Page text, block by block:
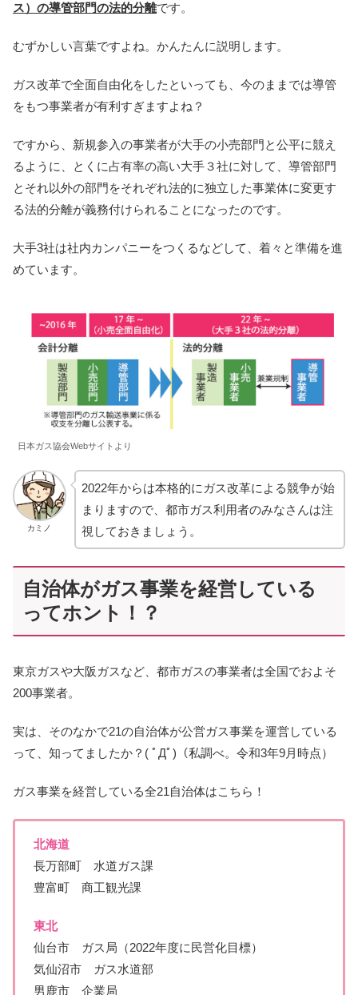
ス）の導管部門の法的分離です。
むずかしい言葉ですよね。かんたんに説明します。
ガス改革で全面自由化をしたといっても、今のままでは導管
をもつ事業者が有利すぎますよね？
ですから、新規参入の事業者が大手の小売部門と公平に競え
るように、とくに占有率の高い大手３社に対して、導管部門
とそれ以外の部門をそれぞれ法的に独立した事業体に変更す
る法的分離が義務付けられることになったのです。
大手3社は社内カンパニーをつくるなどして、着々と準備を進
めています。
日本ガス協会Webサイトより
カミノ
2022年からは本格的にガス改革による競争が始
まりますので、都市ガス利用者のみなさんは注
視しておきましょう。
自治体がガス事業を経営している
ってホント！？
東京ガスや大阪ガスなど、都市ガスの事業者は全国でおよそ
200事業者。
実は、そのなかで21の自治体が公営ガス事業を運営している
って、知ってましたか？( ﾟДﾟ)（私調べ。令和3年9月時点）
ガス事業を経営している全21自治体はこちら！
北海道
長万部町 水道ガス課
豊富町 商工観光課
東北
仙台市 ガス局（2022年度に民営化目標）
気仙沼市 ガス水道部
男鹿市 企業局